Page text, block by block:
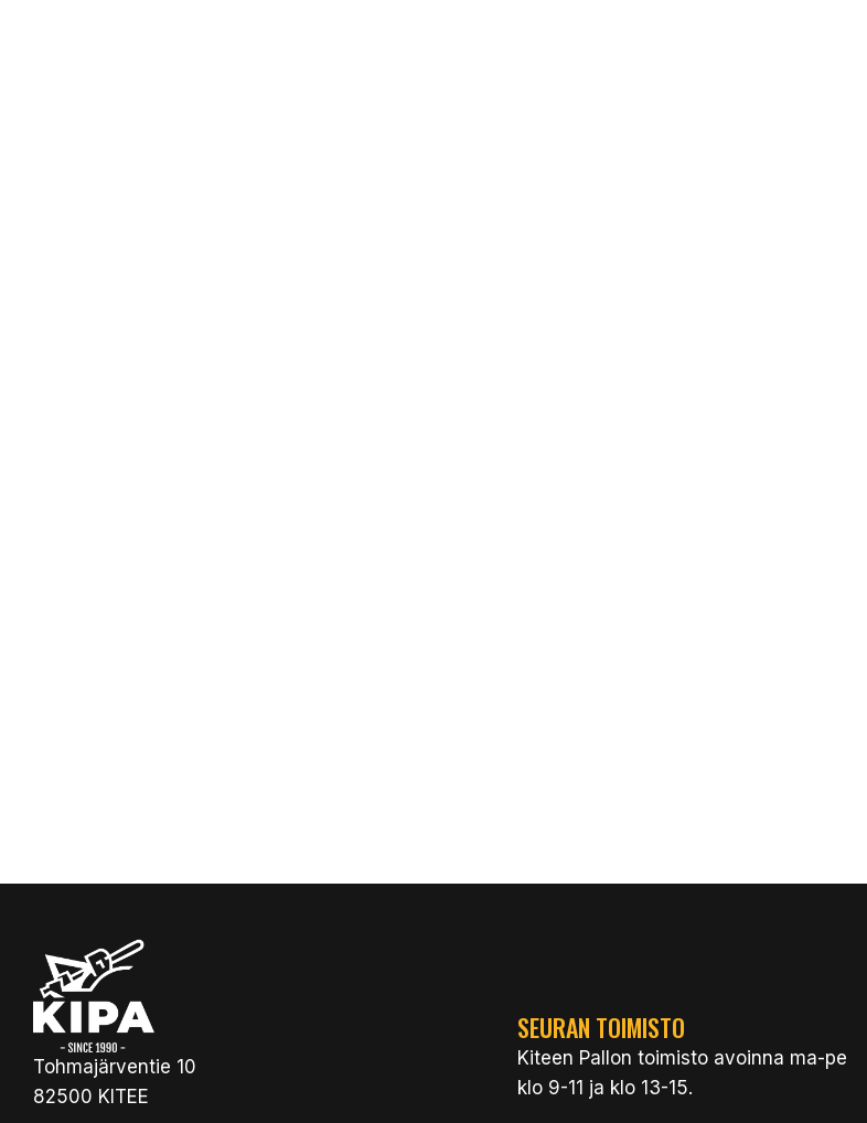
Tohmajärventie 10
82500 KITEE
SEURAN TOIMISTO
Kiteen Pallon toimisto avoinna ma-pe
klo 9-11 ja klo 13-15.